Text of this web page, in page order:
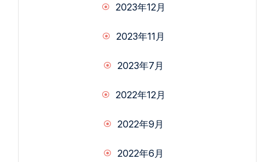
2023年12月
2023年11月
2023年7月
2022年12月
2022年9月
2022年6月